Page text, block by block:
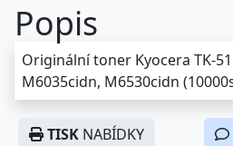
Popis
Originální toner Kyocera TK-
M6035cidn, M6530cidn
TISK NABÍDKY